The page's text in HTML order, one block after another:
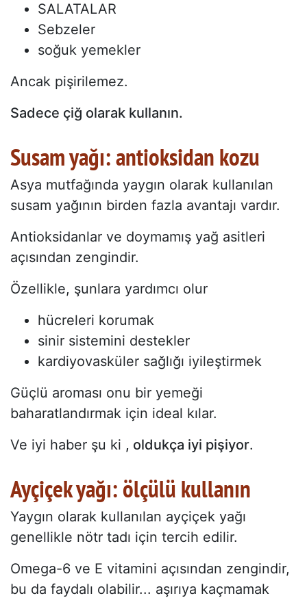
SALATALAR
Sebzeler
soğuk yemekler
Ancak pişirilemez.
Sadece çiğ olarak kullanın.
Susam yağı: antioksidan kozu
Asya mutfağında yaygın olarak kullanılan
susam yağının birden fazla avantajı vardır.
Antioksidanlar ve doymamış yağ asitleri
açısından zengindir.
Özellikle, şunlara yardımcı olur
hücreleri korumak
sinir sistemini destekler
kardiyovasküler sağlığı iyileştirmek
Güçlü aroması onu bir yemeği
baharatlandırmak için ideal kılar.
Ve iyi haber şu ki , oldukça iyi pişiyor.
Ayçiçek yağı: ölçülü kullanın
Yaygın olarak kullanılan ayçiçek yağı
genellikle nötr tadı için tercih edilir.
Omega-6 ve E vitamini açısından zengindir,
bu da faydalı olabilir... aşırıya kaçmamak